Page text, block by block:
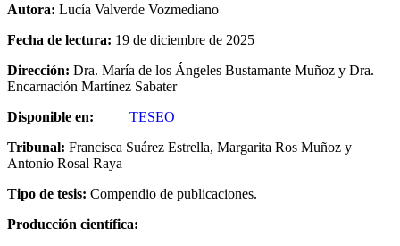
Autora: Lucía Valverde Vozmediano
Fecha de lectura: 19 de diciembre de 2025
Dirección: Dra. María de los Ángeles Bustamante Muñoz y Dra.
Encarnación Martínez Sabater
Disponible en: TESEO
Tribunal: Francisca Suárez Estrella, Margarita Ros Muñoz y
Antonio Rosal Raya
Tipo de tesis: Compendio de publicaciones.
Producción científica: